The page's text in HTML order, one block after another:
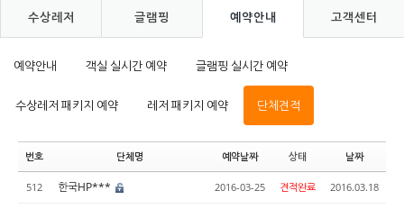
수상레저 글램핑 예약안내 고객센터
예약안내 객실 실시간 예약 글램핑 실시간 예약
수상레저 패키지 예약 레저 패키지 예약 단체견적
번호 단체명 예약날짜 상태 날짜
512 한국HP*** 2016-03-25 견적완료 2016.03.18